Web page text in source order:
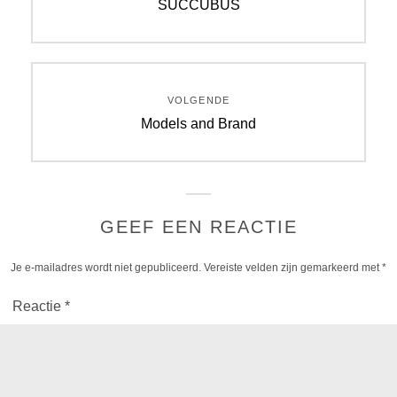
Vorig
SUCCUBUS
VOLGENDE
Volgend
Models and Brand
GEEF EEN REACTIE
Je e-mailadres wordt niet gepubliceerd. Vereiste velden zijn gemarkeerd met*
Reactie *